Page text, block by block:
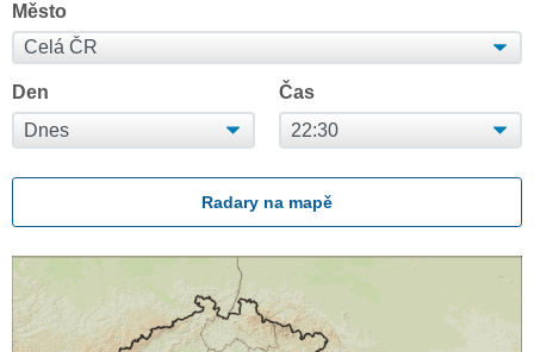
Město
Den Čas
Radary na mapě